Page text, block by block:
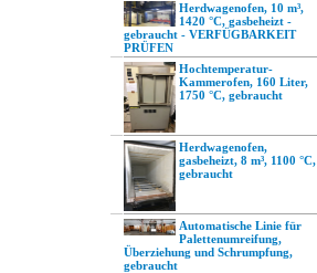
Herdwagenofen, 10 m³,
1420 °C, gasbeheizt -
gebraucht - VERFÜGBARKEIT
PRÜFEN
Hochtemperatur-
Kammerofen, 160 Liter,
1750 °C, gebraucht
Herdwagenofen,
gasbeheizt, 8 m³, 1100 °C,
gebraucht
Automatische Linie für
Palettenumreifung,
Überziehung und Schrumpfung,
gebraucht